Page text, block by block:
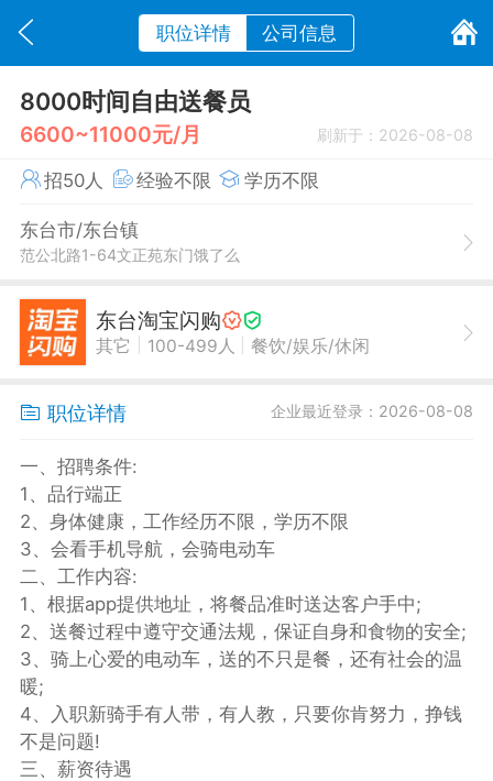
职位详情 公司信息
8000时间自由送餐员
6600~11000元/月 刷新于：2026-08-08
招50人 经验不限 学历不限
东台市/东台镇
范公北路1-64文正苑东门饿了么
东台淘宝闪购
其它 100-499人 餐饮/娱乐/休闲
职位详情 企业最近登录：2026-08-08
一、招聘条件:
1、品行端正
2、身体健康，工作经历不限，学历不限
3、会看手机导航，会骑电动车
二、工作内容:
1、根据app提供地址，将餐品准时送达客户手中;
2、送餐过程中遵守交通法规，保证自身和食物的安全;
3、骑上心爱的电动车，送的不只是餐，还有社会的温
暖;
4、入职新骑手有人带，有人教，只要你肯努力，挣钱
不是问题!
三、薪资待遇